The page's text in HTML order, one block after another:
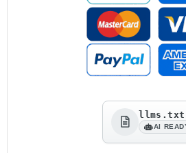
llms.txt
AI